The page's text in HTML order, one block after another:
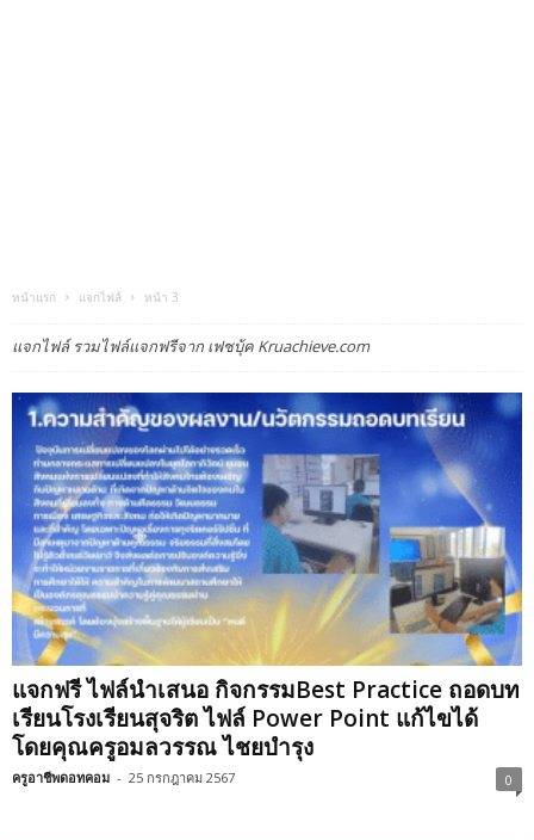
หน้าแรก แจกไฟล์ หน้า 3
แจกไฟล์ รวมไฟล์แจกฟรีจาก เฟชบุ้ค Kruachieve.com
แจกฟรี ไฟล์นำเสนอ กิจกรรมBest Practice ถอดบท
เรียนโรงเรียนสุจริต ไฟล์ Power Point แก้ไขได้
โดยคุณครูอมลวรรณ ไชยบำรุง
ครูอาชีพดอทคอม - 25 กรกฎาคม 2567 0